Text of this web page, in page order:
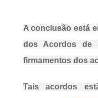
A conclusão está
dos Acordos de
firmamentos dos
Tais acordos